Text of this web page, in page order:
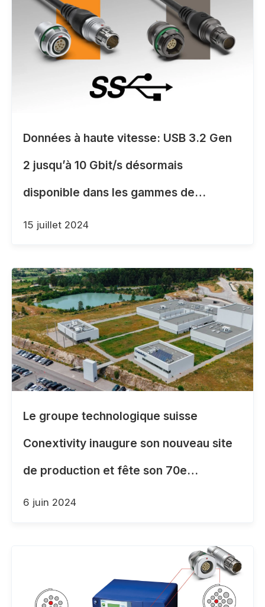
Données à haute vitesse: USB 3.2 Gen
2 jusqu’à 10 Gbit/s désormais
disponible dans les gammes de
connecteurs polyvalents et robustes
15 juillet 2024
Le groupe technologique suisse
Conextivity inaugure son nouveau site
de production et fête son 70e
anniversaire au Portugal
6 juin 2024